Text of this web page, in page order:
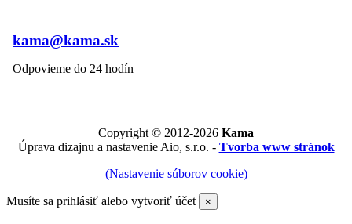
kama@kama.sk
Odpovieme do 24 hodín
Copyright © 2012-2026 Kama
Úprava dizajnu a nastavenie Aio, s.r.o. - Tvorba www stránok
(Nastavenie súborov cookie)
Musíte sa prihlásiť alebo vytvoriť účet ×